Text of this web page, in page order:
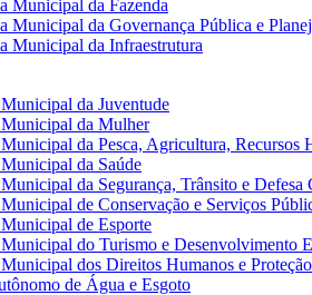
Municipal da Fazenda
Municipal da Governança Pública e
Municipal da Infraestrutura
da Juventude
Municipal da Mulher
Municipal da Pesca, Agricultura, Recursos
da Saúde
Municipal da Segurança, Trânsito e Defesa
Municipal de Conservação e Serviços
Municipal de Esporte
Municipal do Turismo e Desenvolvimento
Municipal dos Direitos Humanos e
de Água e Esgoto